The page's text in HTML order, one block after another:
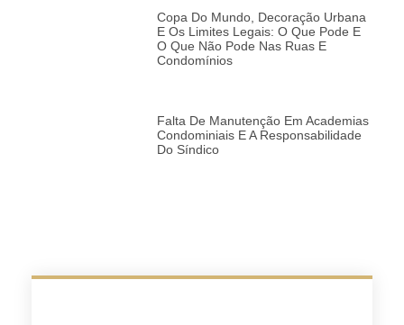
Copa Do Mundo, Decoração Urbana
E Os Limites Legais: O Que Pode E
O Que Não Pode Nas Ruas E
Condomínios
Falta De Manutenção Em Academias
Condominiais E A Responsabilidade
Do Síndico